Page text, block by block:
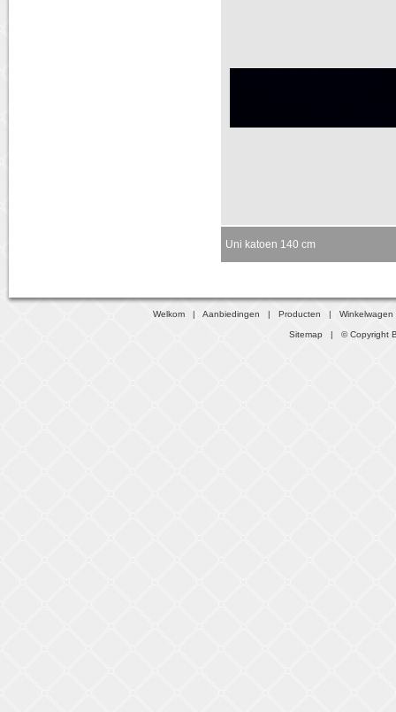
Uni katoen 140 cm
Welkom |Aanbiedingen |Producten |Winkelwagen
Sitemap | © Copyright